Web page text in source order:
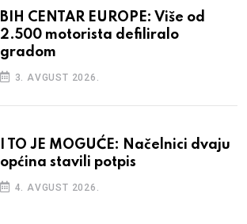
BIH CENTAR EUROPE: Više od
2.500 motorista defiliralo
gradom
3. AVGUST 2026.
I TO JE MOGUĆE: Načelnici dvaju
općina stavili potpis
4. AVGUST 2026.